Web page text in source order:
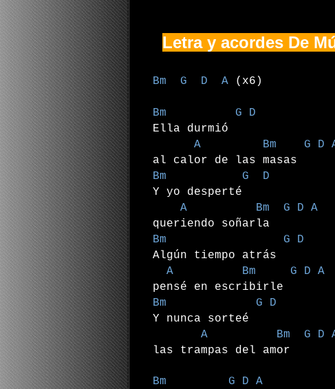
Letra y acordes De
Bm G D A (x6)
Bm G D
Ella durmió
A Bm G D
al calor de las masas
Bm G D
Y yo desperté
A Bm G D A
queriendo soñarla
Bm G D
Algún tiempo atrás
A Bm G D A
pensé en escribirle
Bm G D
Y nunca sorteé
A Bm G D
las trampas del amor
Bm G D A